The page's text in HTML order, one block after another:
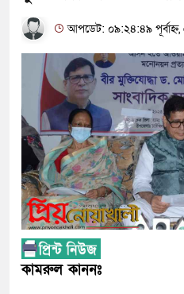
আপডেট: ০৯:২৪:৪৯
কামরুল কাননঃ